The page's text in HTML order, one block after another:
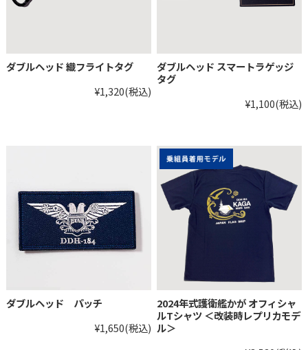
ダブルヘッド 織フライトタグ
¥1,320(税込)
ダブルヘッド スマートラゲッジ
タグ
¥1,100(税込)
ダブルヘッド パッチ
¥1,650(税込)
2024年式護衛艦かが オフィシャ
ルTシャツ ＜改装時レプリカモデ
ル＞